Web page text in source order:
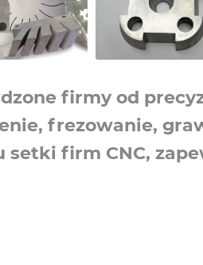
firmy od
frezowanie,
setki firm CNC,